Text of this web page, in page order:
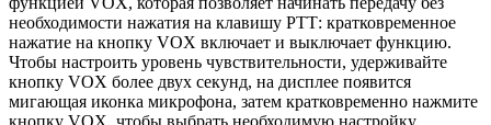
необходимости нажатия на клавишу РТТ: кратковременное
нажатие на кнопку VOX включает и выключает функцию.
Чтобы настроить уровень чувствительности, удерживайте
кнопку VOX более двух секунд, на дисплее появится
мигающая иконка микрофона, затем кратковременно нажмите
кнопку VOX, чтобы выбрать необходимую настройку.